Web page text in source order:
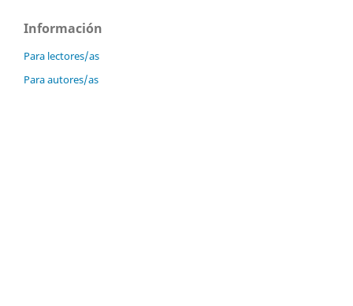
Información
Para lectores/as
Para autores/as